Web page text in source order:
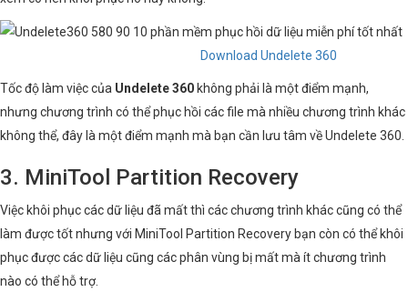
Download Undelete 360
Tốc độ làm việc của Undelete 360 không phải là một điểm mạnh,
nhưng chương trình có thể phục hồi các file mà nhiều chương trình khác
không thể, đây là một điểm mạnh mà bạn cần lưu tâm về Undelete 360.
3. MiniTool Partition Recovery
Việc khôi phục các dữ liệu đã mất thì các chương trình khác cũng có thể
làm được tốt nhưng với MiniTool Partition Recovery bạn còn có thể khôi
phục được các dữ liệu cũng các phân vùng bị mất mà ít chương trình
nào có thể hỗ trợ.